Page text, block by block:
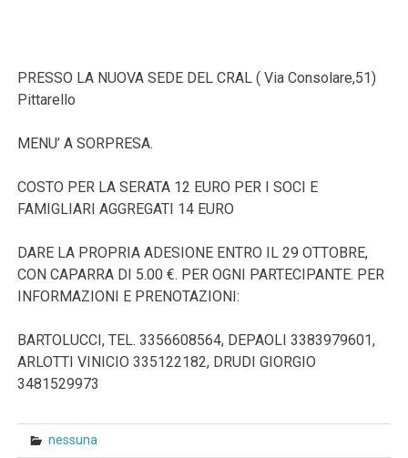
PRESSO LA NUOVA SEDE DEL CRAL ( Via Consolare,51)
Pittarello
MENU’ A SORPRESA.
COSTO PER LA SERATA 12 EURO PER I SOCI E
FAMIGLIARI AGGREGATI 14 EURO
DARE LA PROPRIA ADESIONE ENTRO IL 29 OTTOBRE,
CON CAPARRA DI 5.00 €. PER OGNI PARTECIPANTE. PER
INFORMAZIONI E PRENOTAZIONI:
BARTOLUCCI, TEL. 3356608564, DEPAOLI 3383979601,
ARLOTTI VINICIO 335122182, DRUDI GIORGIO
3481529973
nessuna